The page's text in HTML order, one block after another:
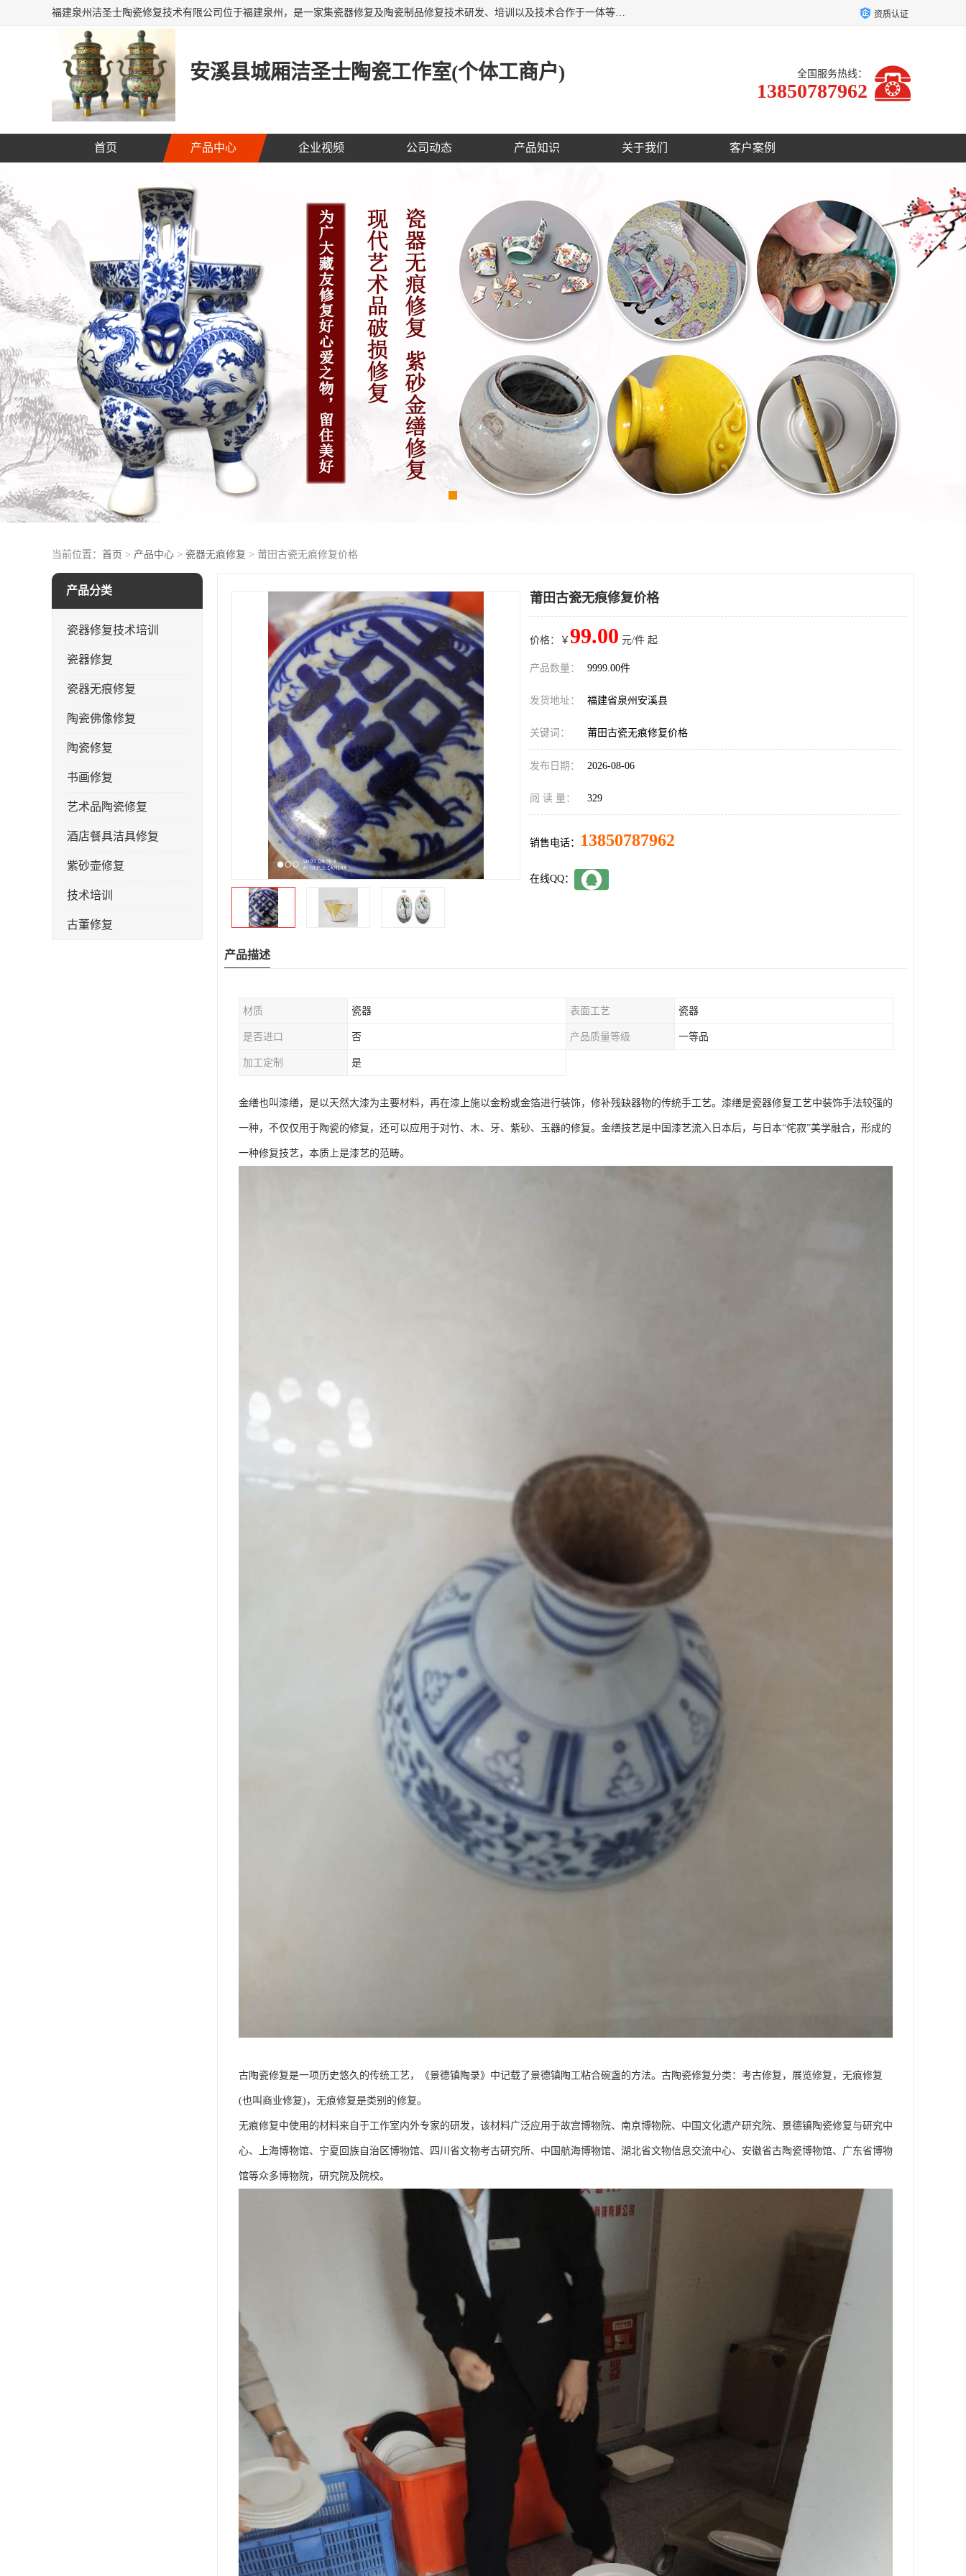
福建泉州洁圣士陶瓷修复技术有限公司位于福建泉州，是一家集瓷器修复及陶瓷制品修复技术研发、培训以及技术合作于一体等专业修复机构，公司主营：瓷器修复，陶瓷修复，瓷器无痕修复，陶瓷佛像修复，瓷器修复技术培训等。 洁圣士以全新的技术修复各种：古陶瓷、花瓶、餐具、工艺品、卫浴、颜色不一的金边、银边、花边，修复后基本无痕迹，修补成本低。丰富的经验为客户提供实用、优质服务！ 资质认证
安溪县城厢洁圣士陶瓷工作室(个体工商户) 全国服务热线：
13850787962
首页 产品中心 企业视频 公司动态 产品知识 关于我们 客户案例
当前位置： 首页 > 产品中心 > 瓷器无痕修复 > 莆田古瓷无痕修复价格
产品分类
瓷器修复技术培训
瓷器修复
瓷器无痕修复
陶瓷佛像修复
陶瓷修复
书画修复
艺术品陶瓷修复
酒店餐具洁具修复
紫砂壶修复
技术培训
古董修复
莆田古瓷无痕修复价格
价格：￥ 99.00 元/件 起
产品数量： 9999.00件
发货地址： 福建省泉州安溪县
关键词： 莆田古瓷无痕修复价格
发布日期： 2026-08-06
阅 读 量： 329
销售电话： 13850787962
在线QQ：
产品描述
材质 瓷器 表面工艺 瓷器
是否进口 否 产品质量等级 一等品
加工定制 是
金缮也叫漆缮，是以天然大漆为主要材料，再在漆上施以金粉或金箔进行装饰，修补残缺器物的传统手工艺。漆缮是瓷器修复工艺中装饰手法较强的
一种，不仅仅用于陶瓷的修复，还可以应用于对竹、木、牙、紫砂、玉器的修复。金缮技艺是中国漆艺流入日本后，与日本“侘寂”美学融合，形成的
一种修复技艺，本质上是漆艺的范畴。
古陶瓷修复是一项历史悠久的传统工艺，《景德镇陶录》中记载了景德镇陶工粘合碗盏的方法。古陶瓷修复分类：考古修复，展览修复，无痕修复
(也叫商业修复)，无痕修复是类别的修复。
无痕修复中使用的材料来自于工作室内外专家的研发，该材料广泛应用于故宫博物院、南京博物院、中国文化遗产研究院、景德镇陶瓷修复与研究中
心、上海博物馆、宁夏回族自治区博物馆、四川省文物考古研究所、中国航海博物馆、湖北省文物信息交流中心、安徽省古陶瓷博物馆、广东省博物
馆等众多博物院，研究院及院校。